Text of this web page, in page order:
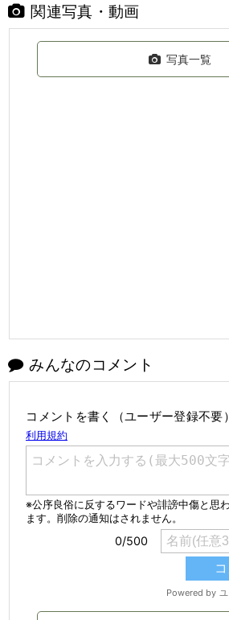
関連写真・動画
写真一覧
みんなのコメント
コメントを書く（ユーザー登録不要）